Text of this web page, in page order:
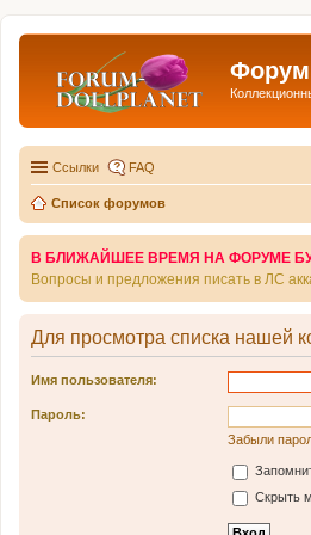
Форум
Ссылки FAQ
Список форумов
В БЛИЖАЙШЕЕ ВРЕМЯ НА ФОРУМЕ
Вопросы и предложения писать в ЛС
Для просмотра списка нашей
Имя пользователя:
Пароль:
Забыли
Скрыть